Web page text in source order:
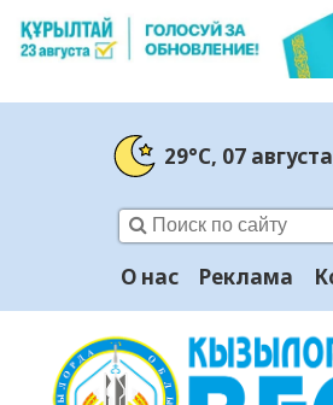
29°C, 07 августа
О нас Реклама